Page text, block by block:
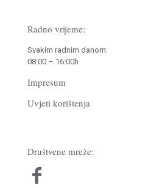
Radno vrijeme:
Svakim radnim danom:
08:00 – 16:00h
Impresum
Uvjeti korištenja
Društvene mreže: